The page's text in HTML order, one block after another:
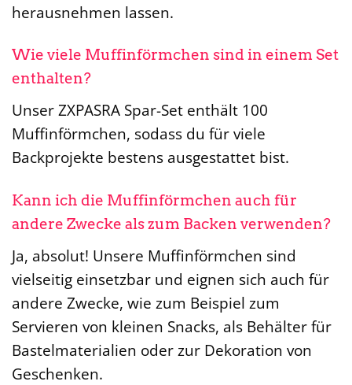
herausnehmen lassen.
Wie viele Muffinförmchen sind in einem Set
enthalten?
Unser ZXPASRA Spar-Set enthält 100
Muffinförmchen, sodass du für viele
Backprojekte bestens ausgestattet bist.
Kann ich die Muffinförmchen auch für
andere Zwecke als zum Backen verwenden?
Ja, absolut! Unsere Muffinförmchen sind
vielseitig einsetzbar und eignen sich auch für
andere Zwecke, wie zum Beispiel zum
Servieren von kleinen Snacks, als Behälter für
Bastelmaterialien oder zur Dekoration von
Geschenken.